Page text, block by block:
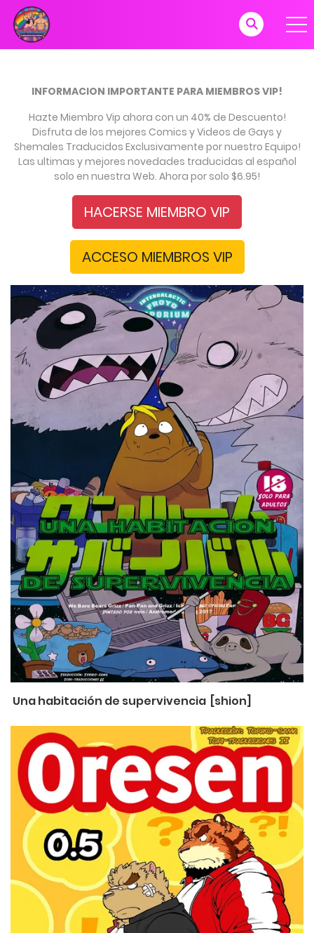
INFORMACION IMPORTANTE PARA MIEMBROS VIP!
Hazte Miembro Vip ahora con un 40% de Descuento!
Disfruta de los mejores Comics y Videos de Gays y
Shemales Traducidos Exclusivamente por nuestro Equipo!
Las ultimas y mejores novedades traducidas al español
solo en nuestra Web. Ahora por solo $6.95!
HACERSE MIEMBRO VIP
ACCESO MIEMBROS VIP
Una habitación de supervivencia [shion]